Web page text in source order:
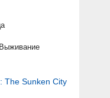
The Sunken City